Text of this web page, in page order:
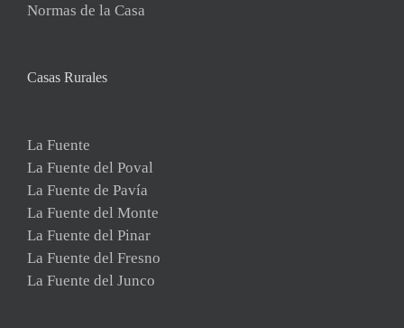
Normas de la Casa
Casas Rurales
La Fuente
La Fuente del Poval
La Fuente de Pavía
La Fuente del Monte
La Fuente del Pinar
La Fuente del Fresno
La Fuente del Junco